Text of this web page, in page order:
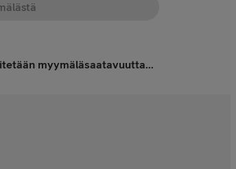
myymäläsaatavuutta...